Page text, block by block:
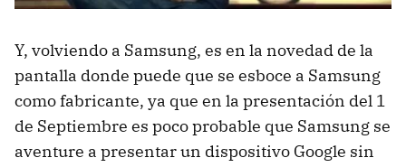
Y, volviendo a Samsung, es en la novedad de la
pantalla donde puede que se esboce a Samsung
como fabricante, ya que en la presentación del 1
de Septiembre es poco probable que Samsung se
aventure a presentar un dispositivo Google sin